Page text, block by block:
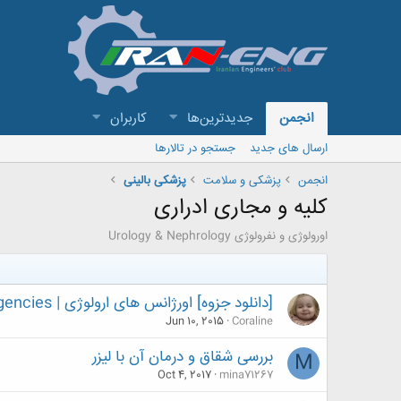
انجمن جدیدترین‌ها کاربران
ارسال های جدید
جستجو در تالارها
انجمن
پزشکی و سلامت پزشکی بالینی
کلیه و مجاری ادراری
اورولوژی و نفرولوژی Urology & Nephrology
[دانلود جزوه] اورژانس های ارولوژی | Urological Emergencies
Coraline
Jun 10, 2015
M بررسی شقاق و درمان آن با لیزر
mina71267
Oct 4, 2017